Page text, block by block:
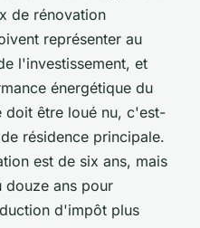
de rénovation
représenter au
l'investissement, et
énergétique du
doit être loué nu, c'est-
résidence principale.
est de six ans, mais
douze ans pour
d'impôt plus